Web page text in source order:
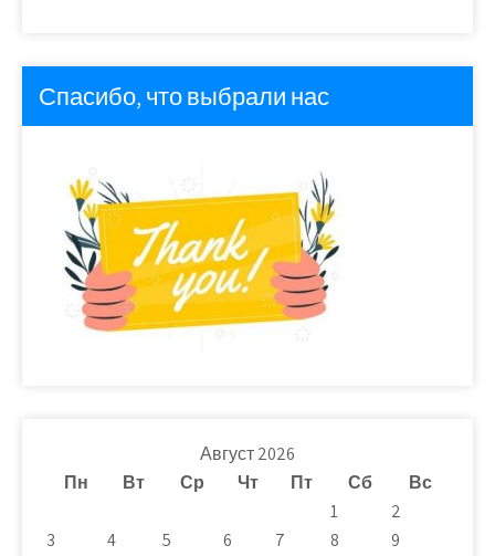
Спасибо, что выбрали нас
Август 2026
Пн
Вт Ср Чт Пт Сб
Вс
1
2
3
4 5 6 7 8 9